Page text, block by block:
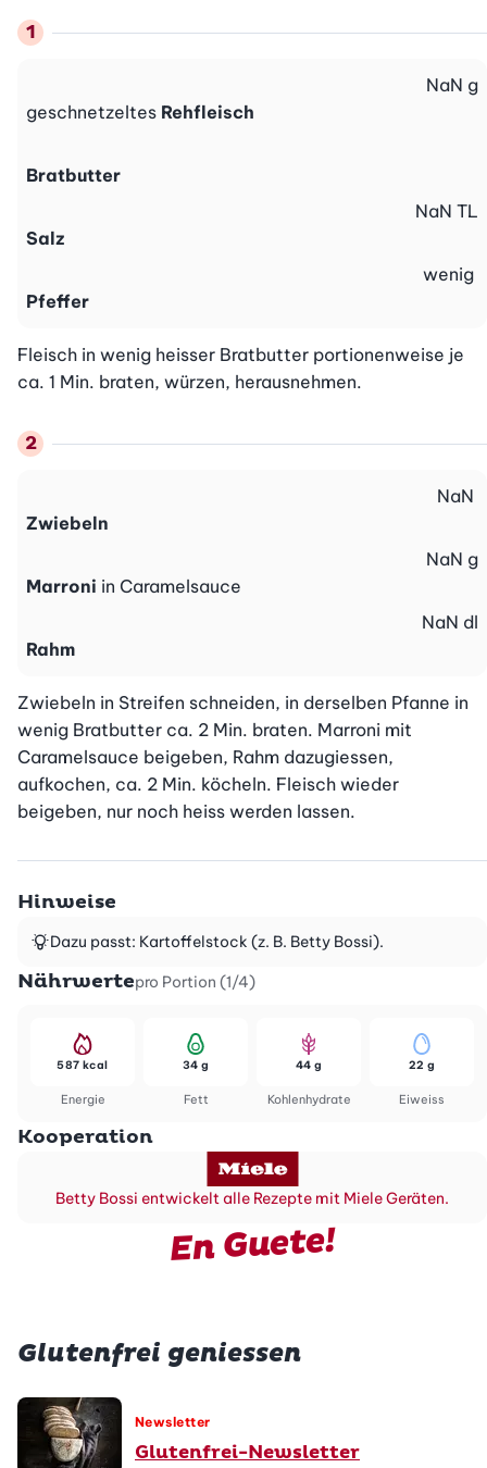
geschnetzeltes Rehfleisch
NaN g
Bratbutter
Salz
NaN TL
Pfeffer
wenig
Fleisch in wenig heisser Bratbutter portionenweise je
ca. 1 Min. braten, würzen, herausnehmen.
Zwiebeln
NaN
Marroni in Caramelsauce
NaN g
Rahm
NaN dl
Zwiebeln in Streifen schneiden, in derselben Pfanne in
wenig Bratbutter ca. 2 Min. braten. Marroni mit
Caramelsauce beigeben, Rahm dazugiessen,
aufkochen, ca. 2 Min. köcheln. Fleisch wieder
beigeben, nur noch heiss werden lassen.
Hinweise
Dazu passt: Kartoffelstock (z. B. Betty Bossi).
Nährwertepro Portion (1/4)
Energie
587 kcal
Fett
34 g
Kohlenhydrate
44 g
Eiweiss
22 g
Kooperation
Betty Bossi entwickelt alle Rezepte mit Miele Geräten.
En Guete!
Glutenfrei geniessen
Newsletter
Glutenfrei-Newsletter